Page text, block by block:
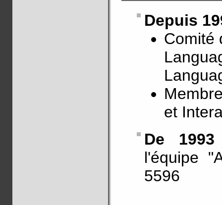
Depuis
Comité
et
De
l'équipe
5596